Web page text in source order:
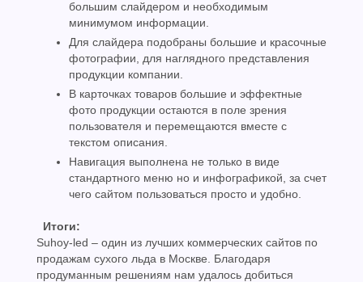
большим слайдером и необходимым
минимумом информации.
Для слайдера подобраны большие и красочные
фотографии, для наглядного представления
продукции компании.
В карточках товаров большие и эффектные
фото продукции остаются в поле зрения
пользователя и перемещаются вместе с
текстом описания.
Навигация выполнена не только в виде
стандартного меню но и инфографикой, за счет
чего сайтом пользоваться просто и удобно.
Итоги:
Suhoy-led – один из лучших коммерческих сайтов по
продажам сухого льда в Москве. Благодаря
продуманным решениям нам удалось добиться